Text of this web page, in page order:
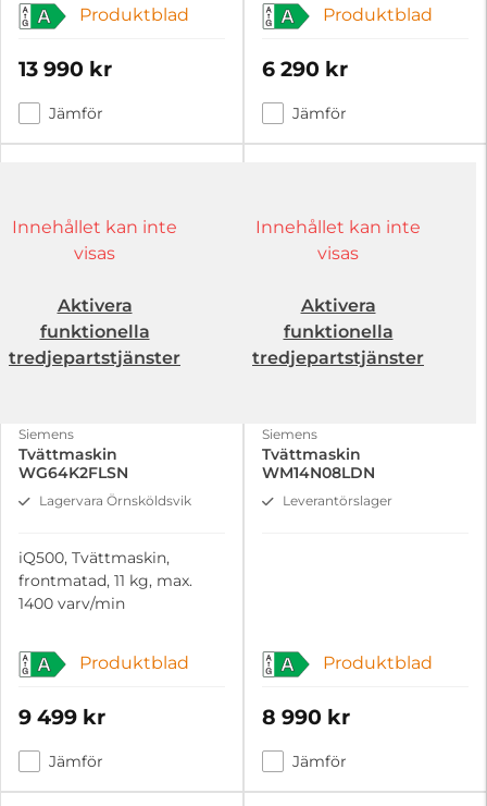
A Produktblad
13 990 kr
Jämför
A Produktblad
6 290 kr
Jämför
Innehållet kan inte
visas
Aktivera
funktionella
tredjepartstjänster
Siemens
Tvättmaskin
WG64K2FLSN
Lagervara Örnsköldsvik
iQ500, Tvättmaskin,
frontmatad, 11 kg, max.
1400 varv/min
A Produktblad
9 499 kr
Jämför
Innehållet kan inte
visas
Aktivera
funktionella
tredjepartstjänster
Siemens
Tvättmaskin
WM14N08LDN
Leverantörslager
A Produktblad
8 990 kr
Jämför